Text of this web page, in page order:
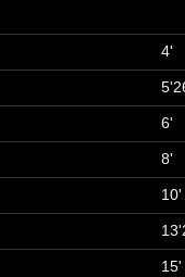
4'
6'
8'
10'
15'